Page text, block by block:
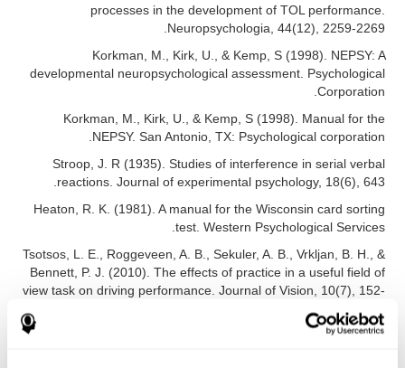
processes in the development of TOL performance.
Neuropsychologia, 44(12), 2259-2269.
Korkman, M., Kirk, U., & Kemp, S (1998). NEPSY: A
developmental neuropsychological assessment. Psychological
Corporation.
Korkman, M., Kirk, U., & Kemp, S (1998). Manual for the
NEPSY. San Antonio, TX: Psychological corporation.
Stroop, J. R (1935). Studies of interference in serial verbal
reactions. Journal of experimental psychology, 18(6), 643.
Heaton, R. K. (1981). A manual for the Wisconsin card sorting
test. Western Psychological Services.
Tsotsos, L. E., Roggeveen, A. B., Sekuler, A. B., Vrkljan, B. H., &
Bennett, P. J. (2010). The effects of practice in a useful field of
view task on driving performance. Journal of Vision, 10(7), 152-
Tsotsos, L. E., Roggeveen, A. B., Sekuler, A. B., Vrkljan, B. H., &